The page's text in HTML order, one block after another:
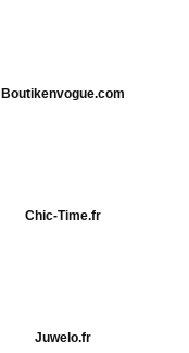
Boutikenvogue.com
Chic-Time.fr
Juwelo.fr